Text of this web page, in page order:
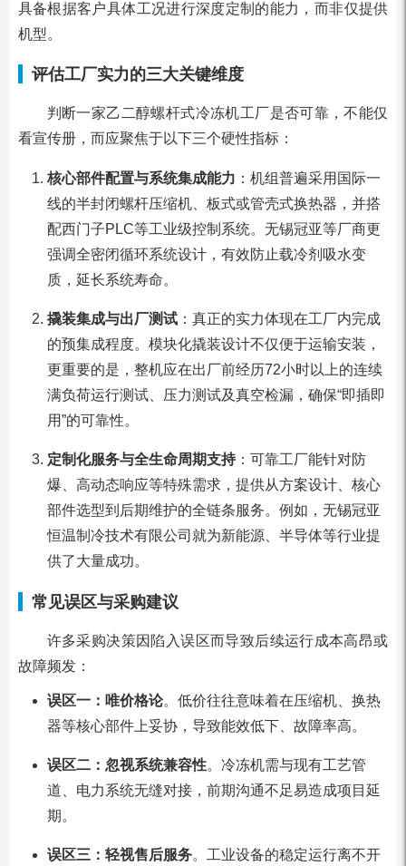
具备根据客户具体工况进行深度定制的能力，而非仅提供
机型。
评估工厂实力的三大关键维度
判断一家乙二醇螺杆式冷冻机工厂是否可靠，不能仅
看宣传册，而应聚焦于以下三个硬性指标：
核心部件配置与系统集成能力 ：机组普遍采用国际一
线的半封闭螺杆压缩机、板式或管壳式换热器，并搭
配西门子PLC等工业级控制系统。无锡冠亚等厂商更
强调全密闭循环系统设计，有效防止载冷剂吸水变
质，延长系统寿命。
撬装集成与出厂测试：真正的实力体现在工厂内完成
的预集成程度。模块化撬装设计不仅便于运输安装，
更重要的是，整机应在出厂前经历72小时以上的连续
满负荷运行测试、压力测试及真空检漏，确保“即插即
用”的可靠性。
定制化服务与全生命周期支持：可靠工厂能针对防
爆、高动态响应等特殊需求，提供从方案设计、核心
部件选型到后期维护的全链条服务。例如，无锡冠亚
恒温制冷技术有限公司就为新能源、半导体等行业提
供了大量成功。
常见误区与采购建议
许多采购决策因陷入误区而导致后续运行成本高昂或
故障频发：
误区一：唯价格论。低价往往意味着在压缩机、换热
器等核心部件上妥协，导致能效低下、故障率高。
误区二：忽视系统兼容性。冷冻机需与现有工艺管
道、电力系统无缝对接，前期沟通不足易造成项目延
期。
误区三：轻视售后服务。工业设备的稳定运行离不开